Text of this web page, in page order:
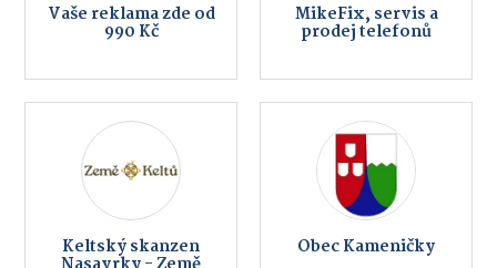
Vaše reklama zde od
990 Kč
MikeFix, servis a
prodej telefonů
Keltský skanzen Obec Kameničky